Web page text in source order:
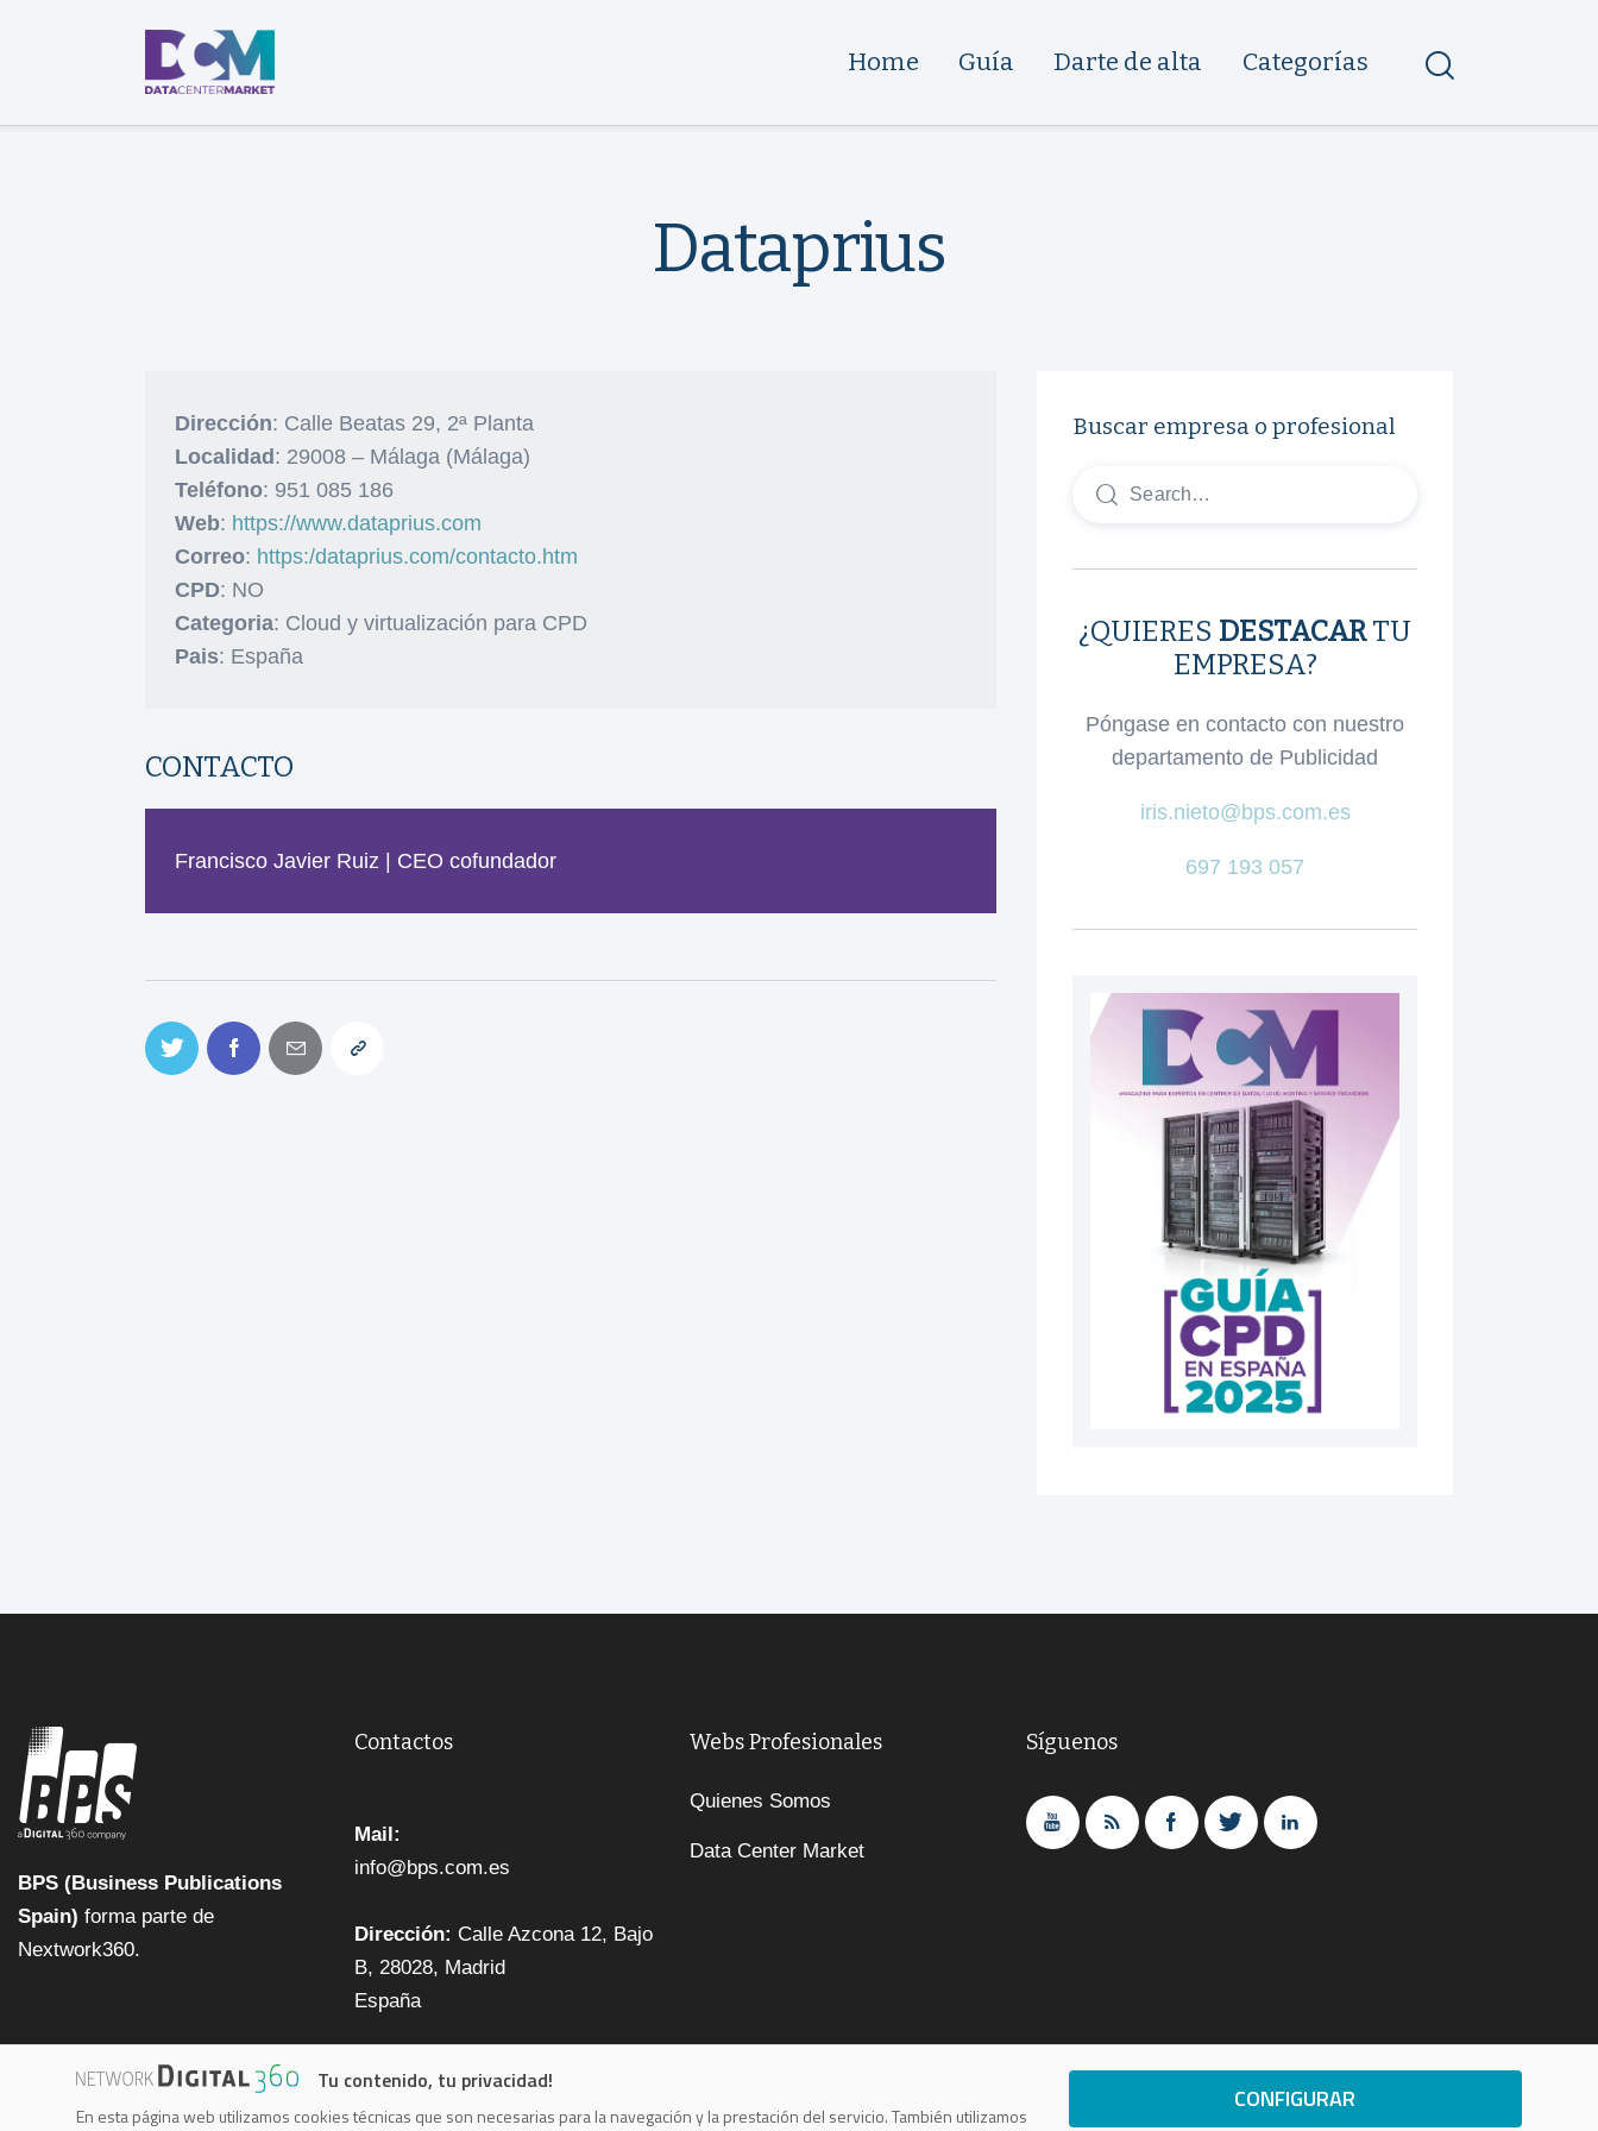
Home Guía Darte de alta Categorías
Dataprius
Dirección: Calle Beatas 29, 2ª Planta
Localidad: 29008 – Málaga (Málaga)
Teléfono: 951 085 186
Web: https://www.dataprius.com
Correo: https:/dataprius.com/contacto.htm
CPD: NO
Categoria: Cloud y virtualización para CPD
Pais: España
CONTACTO
Francisco Javier Ruiz | CEO cofundador
Buscar empresa o profesional
¿QUIERES DESTACARTU
EMPRESA?
Póngase en contacto con nuestro
departamento de Publicidad
iris.nieto@bps.com.es
697 193 057
BPS (Business Publications
Spain) forma parte de
Nextwork360.
Contactos
Mail:
info@bps.com.es
Dirección: Calle Azcona 12, Bajo
B, 28028, Madrid
España
Webs Profesionales
Quienes Somos
Data Center Market
Síguenos
Tu contenido, tu privacidad!
En esta página web utilizamos cookies técnicas que son necesarias para la navegación y la prestación del servicio. También utilizamos
CONFIGURAR